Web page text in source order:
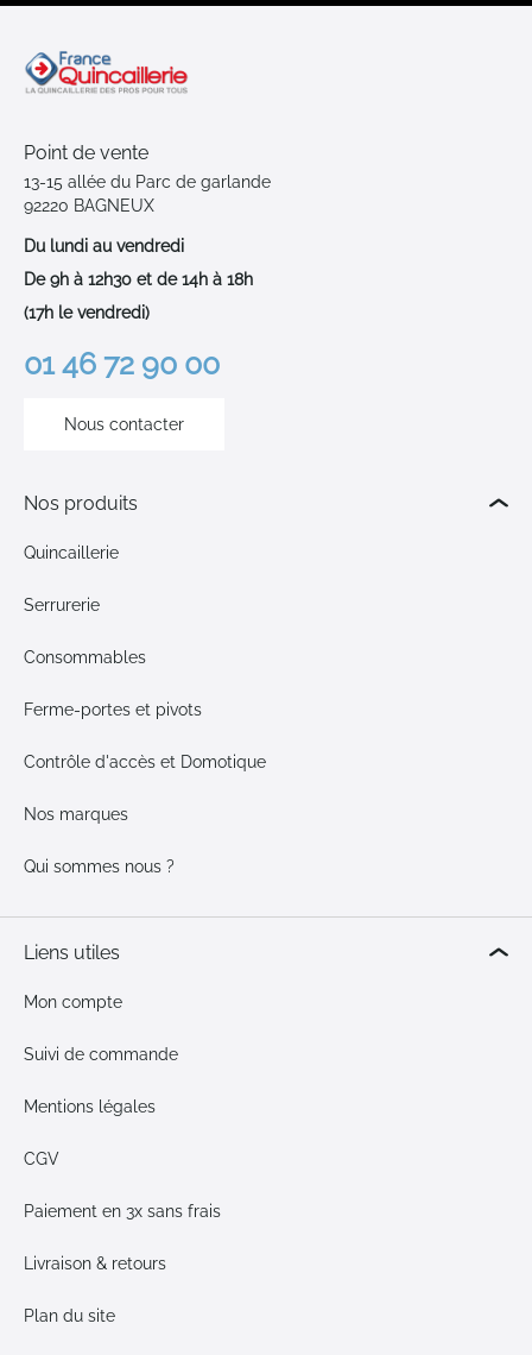
Point de vente
13-15 allée du Parc de garlande
92220 BAGNEUX
Du lundi au vendredi
De 9h à 12h30 et de 14h à 18h
(17h le vendredi)
01 46 72 90 00
Nous contacter
Nos produits
Quincaillerie
Serrurerie
Consommables
Ferme-portes et pivots
Contrôle d'accès et Domotique
Nos marques
Qui sommes nous ?
Liens utiles
Mon compte
Suivi de commande
Mentions légales
CGV
Paiement en 3x sans frais
Livraison & retours
Plan du site